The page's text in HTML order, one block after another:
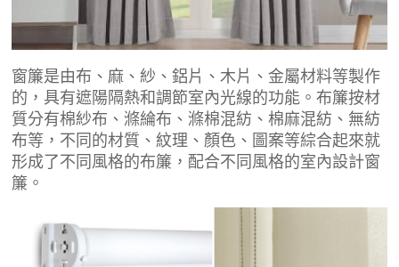
窗簾是由布、麻、紗、鋁片、木片、金屬材料等製作
的，具有遮陽隔熱和調節室內光線的功能。布簾按材
質分有棉紗布、滌綸布、滌棉混紡、棉麻混紡、無紡
布等，不同的材質、紋理、顏色、圖案等綜合起來就
形成了不同風格的布簾，配合不同風格的室內設計窗
簾。